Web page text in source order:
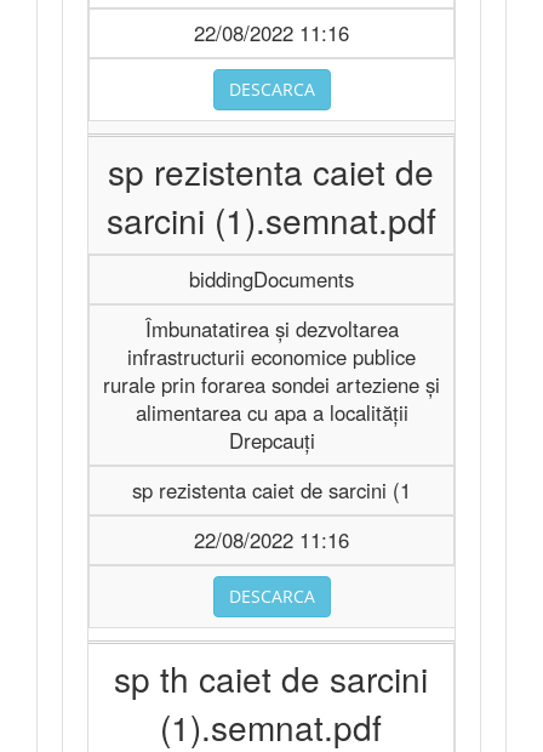
22/08/2022 11:16
DESCARCA
sp rezistenta caiet de
sarcini (1).semnat.pdf
biddingDocuments
Îmbunatatirea și dezvoltarea
infrastructurii economice publice
rurale prin forarea sondei arteziene și
alimentarea cu apa a localității
Drepcauți
sp rezistenta caiet de sarcini (1
22/08/2022 11:16
DESCARCA
sp th caiet de sarcini
(1).semnat.pdf